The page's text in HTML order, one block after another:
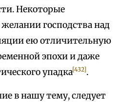
Некоторые
господства над
ею отличительную
эпохи и даже
упадка[432].
в нашу тему, следует